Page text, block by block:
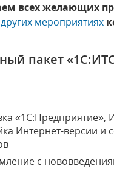
всех желающих
других мероприятиях
пакет
Интернет-версии и
с